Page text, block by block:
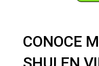
CONOCE